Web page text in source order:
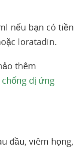
nếu bạn có tiền
loratadin.
thêm
chống dị ứng
đầu, viêm họng,